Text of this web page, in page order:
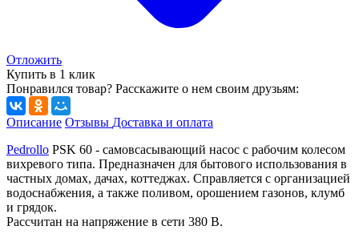
Отложить
Купить в 1 клик
Понравился товар? Расскажите о нем своим друзьям:
Описание Отзывы Доставка и оплата
Pedrollo PSK 60 - самовсасывающий насос с рабочим колесом
вихревого типа. Предназначен для бытового использования в
частных домах, дачах, коттеджах. Справляется с организацией
водоснабжения, а также поливом, орошением газонов, клумб
и грядок.
Рассчитан на напряжение в сети 380 В.